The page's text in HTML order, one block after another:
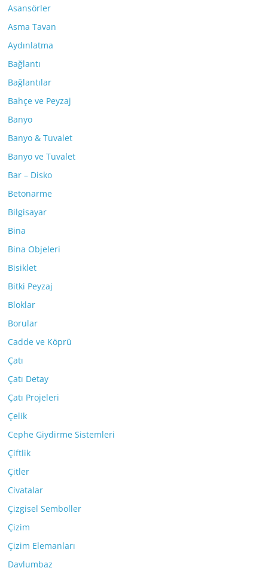
Asansörler
Asma Tavan
Aydınlatma
Bağlantı
Bağlantılar
Bahçe ve Peyzaj
Banyo
Banyo & Tuvalet
Banyo ve Tuvalet
Bar – Disko
Betonarme
Bilgisayar
Bina
Bina Objeleri
Bisiklet
Bitki Peyzaj
Bloklar
Borular
Cadde ve Köprü
Çatı
Çatı Detay
Çatı Projeleri
Çelik
Cephe Giydirme Sistemleri
Çiftlik
Çitler
Civatalar
Çizgisel Semboller
Çizim
Çizim Elemanları
Davlumbaz